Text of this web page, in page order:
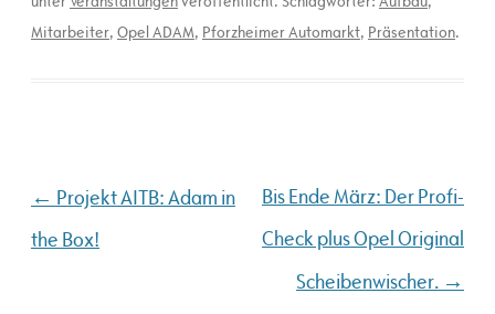
Mitarbeiter, Opel ADAM, Pforzheimer Automarkt, Präsentation.
Beitragsnavigation
← Projekt AITB: Adam in
the Box!
Bis Ende März: Der Profi-
Check plus Opel Original
Scheibenwischer. →